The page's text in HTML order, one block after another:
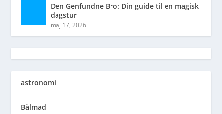
Den Genfundne Bro: Din guide til en magisk
dagstur
maj 17, 2026
astronomi
Bålmad